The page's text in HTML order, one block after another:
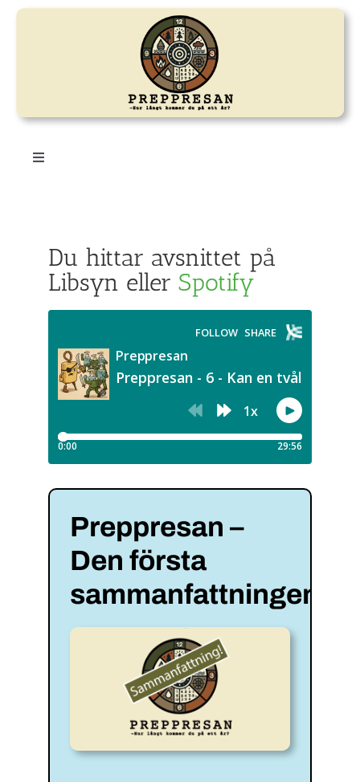
Fortsätt
Toggle
Varför denna podd?
2 – En natt i skogen
4 – Odla hemma
Sammanfattning 1
5 – Att föda barn
Du hittar avsnittet på
Libsyn eller Spotify
Preppresan –
Den första
sammanfattningen